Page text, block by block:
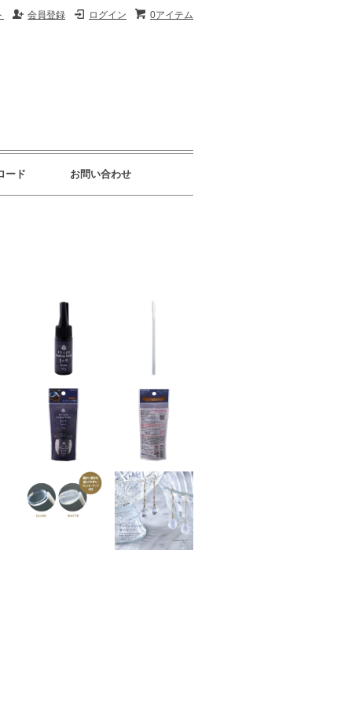
0アイテム
ログイン
会員登録
ード お問い合わせ